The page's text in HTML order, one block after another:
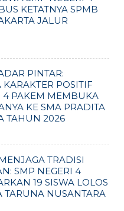
KETATNYA SPMB
JALUR
PINTAR:
POSITIF
4 PAKEM MEMBUKA
KE SMA PRADITA
TAHUN 2026
TRADISI
SMP NEGERI 4
19 SISWA LOLOS
TARUNA NUSANTARA